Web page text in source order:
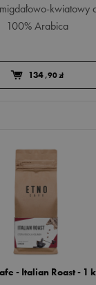
kwiatowy
100% Arabica
134,90 zł
- Italian Roast - 1